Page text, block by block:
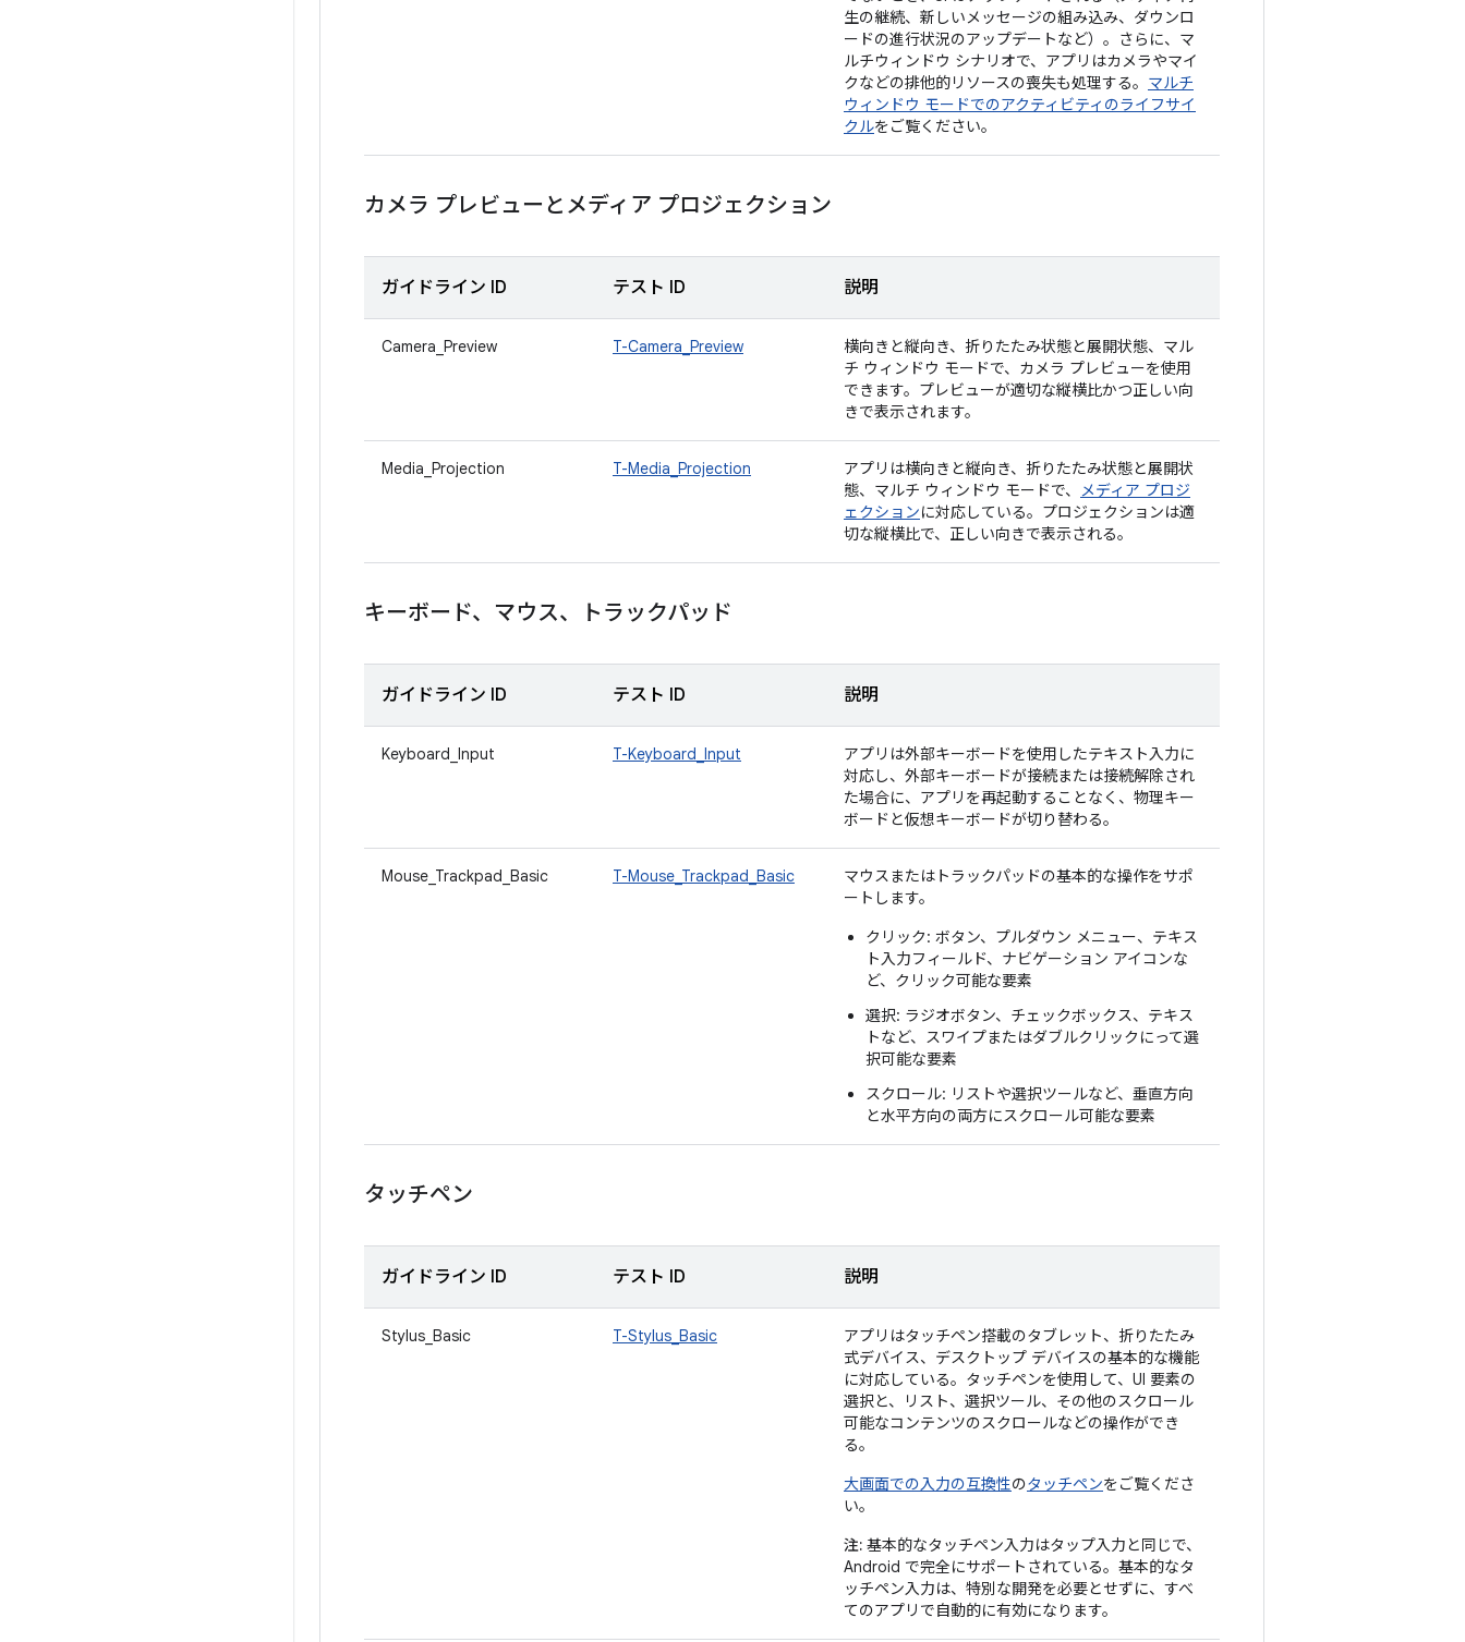
生の継続、新しいメッセージの組み込み、ダウンロ
ードの進行状況のアップデートなど）。さらに、マ
ルチウィンドウ シナリオで、アプリはカメラやマイ
クなどの排他的リソースの喪失も処理する。 マルチ
ウィンドウ モードでのアクティビティのライフサイ
クルをご覧ください。
カメラ プレビューとメディア プロジェクション
ガイドライン ID テスト ID 説明
Camera_Preview T-Camera_Preview
横向きと縦向き、折りたたみ状態と展開状態、マル
チ ウィンドウ モードで、カメラ プレビューを使用
できます。プレビューが適切な縦横比かつ正しい向
きで表示されます。
Media_Projection T-Media_Projection
アプリは横向きと縦向き、折りたたみ状態と展開状
態、マルチ ウィンドウ モードで、 メディア プロジ
ェクションに対応している。プロジェクションは適
切な縦横比で、正しい向きで表示される。
キーボード、マウス、トラックパッド
ガイドライン ID テスト ID 説明
Keyboard_Input T-Keyboard_Input
アプリは外部キーボードを使用したテキスト入力に
対応し、外部キーボードが接続または接続解除され
た場合に、アプリを再起動することなく、物理キー
ボードと仮想キーボードが切り替わる。
Mouse_Trackpad_Basic T-Mouse_Trackpad_Basic
マウスまたはトラックパッドの基本的な操作をサポ
ートします。
クリック: ボタン、プルダウン メニュー、テキス
ト入力フィールド、ナビゲーション アイコンな
ど、クリック可能な要素
選択: ラジオボタン、チェックボックス、テキス
トなど、スワイプまたはダブルクリックにって選
択可能な要素
スクロール: リストや選択ツールなど、垂直方向
と水平方向の両方にスクロール可能な要素
タッチペン
ガイドライン ID テスト ID 説明
Stylus_Basic T-Stylus_Basic
アプリはタッチペン搭載のタブレット、折りたたみ
式デバイス、デスクトップ デバイスの基本的な機能
に対応している。タッチペンを使用して、UI 要素の
選択と、リスト、選択ツール、その他のスクロール
可能なコンテンツのスクロールなどの操作ができ
る。
大画面での入力の互換性のタッチペンをご覧くださ
い。
注: 基本的なタッチペン入力はタップ入力と同じで、
Android で完全にサポートされている。基本的なタ
ッチペン入力は、特別な開発を必要とせずに、すべ
てのアプリで自動的に有効になります。